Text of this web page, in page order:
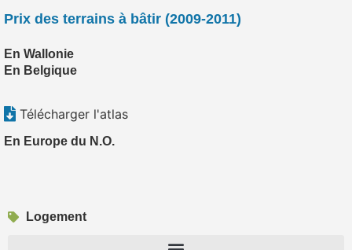
Prix des terrains à bâtir (2009-2011)
En Wallonie
En Belgique
Télécharger l'atlas
En Europe du N.O.
Logement